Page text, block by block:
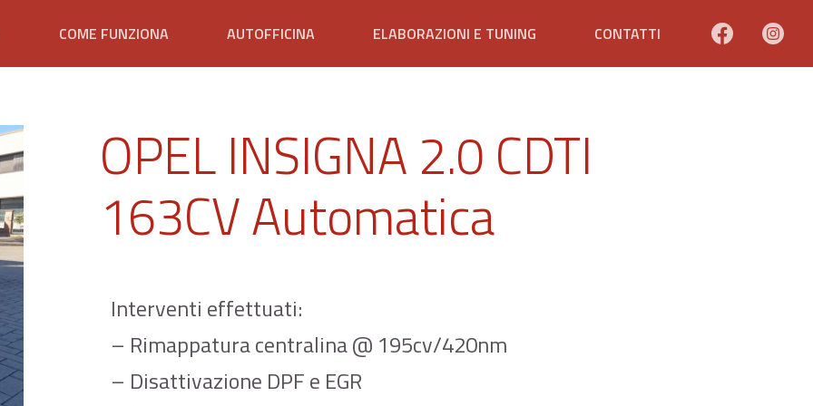
COME FUNZIONA AUTOFFICINA ELABORAZIONI E TUNING CONTATTI
OPEL INSIGNA 2.0 CDTI
163CV Automatica
Interventi effettuati:
– Rimappatura centralina @ 195cv/420nm
– Disattivazione DPF e EGR